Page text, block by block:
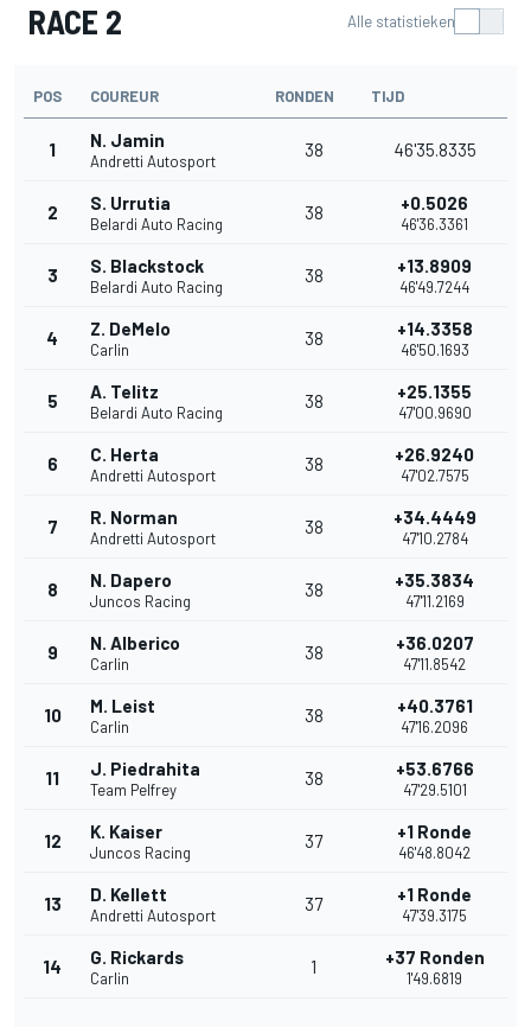
RACE 2 Alle statistieken
POS COUREUR RONDEN TIJD
1 N. Jamin
Andretti Autosport
38 46'35.8335
2 S. Urrutia
Belardi Auto Racing
38 +0.5026
46'36.3361
3 S. Blackstock
Belardi Auto Racing
38 +13.8909
46'49.7244
4 Z. DeMelo
Carlin
38 +14.3358
46'50.1693
5 A. Telitz
Belardi Auto Racing
38 +25.1355
47'00.9690
6 C. Herta
Andretti Autosport
38 +26.9240
47'02.7575
7 R. Norman
Andretti Autosport
38 +34.4449
47'10.2784
8 N. Dapero
Juncos Racing
38 +35.3834
47'11.2169
9 N. Alberico
Carlin
38 +36.0207
47'11.8542
10 M. Leist
Carlin
38 +40.3761
47'16.2096
11 J. Piedrahita
Team Pelfrey
38 +53.6766
47'29.5101
12 K. Kaiser
Juncos Racing
37 +1 Ronde
46'48.8042
13 D. Kellett
Andretti Autosport
37 +1 Ronde
47'39.3175
14 G. Rickards
Carlin
1 +37 Ronden
1'49.6819